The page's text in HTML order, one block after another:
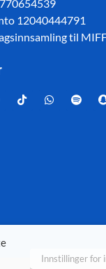
12040444791
til
Innstillinger for